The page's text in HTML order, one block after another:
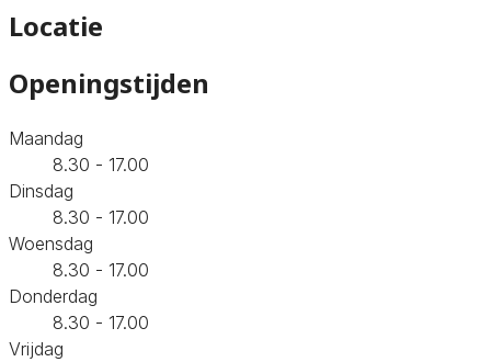
Locatie
Openingstijden
Maandag
8.30 - 17.00
Dinsdag
8.30 - 17.00
Woensdag
8.30 - 17.00
Donderdag
8.30 - 17.00
Vrijdag